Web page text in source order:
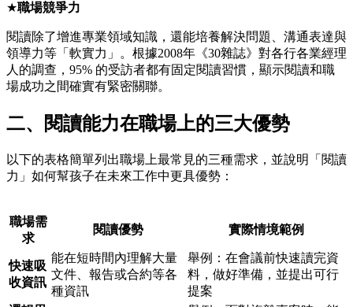
★職場競爭力
閱讀除了增進專業領域知識，還能培養解決問題、溝通表達與
領導力等「軟實力」。根據2008年《30雜誌》對各行各業經理
人的調查，95% 的受訪者都有固定閱讀習慣，顯示閱讀和職
場成功之間確實有緊密關聯。
二、閱讀能力在職場上的三大優勢
以下的表格簡單列出職場上最常見的三種需求，並說明「閱讀
力」如何幫孩子在未來工作中更具優勢：
職場需
求
閱讀優勢 實際情境範例
快速吸
收資訊
能在短時間內理解大量
文件、報告或合約等各
種資訊
舉例：在會議前快速讀完資
料，做好準備，並提出可行
提案